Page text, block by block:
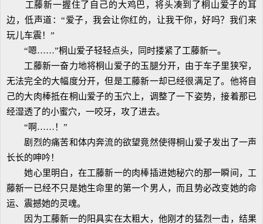
工藤新一握住了自己的大鸡巴，将头凑到了桐山爱子的耳
边，低声道：“爱子，我会让你红的，让我干你，好吗？我们来
玩儿车震！”
“嗯……”桐山爱子轻轻点头，同时搂紧了工藤新一。
工藤新一奋力地将桐山爱子的玉腿分开，由于车子里狭窄，
无法完全的大幅度分开，但是工藤新一却已经很满足了。他将自
己的大肉棒抵在桐山爱子的玉穴上，调整了一下姿势，接着那已
经湿透了的小蜜穴，一咬牙，攻了进去。
“啊……！”
剧烈的痛苦和体内奔流的欲望竟然使得桐山爱子发出了一声
长长的呻吟！
她心里明白，在工藤新一的肉棒插进她秘穴的那一瞬间，工
藤新一已经不只是她生命里的第一个男人，而且势必改变她的命
运、震撼她的灵魂。
因为工藤新一的阳具实在太粗大，他刚才的猛烈一击，结果